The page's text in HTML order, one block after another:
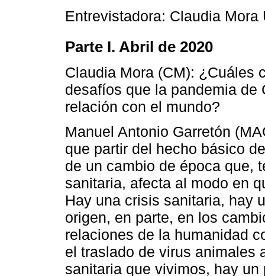
Entrevistadora: Claudia
Parte I. Abril de 2020
Claudia Mora (CM): ¿Cuáles
desafíos que la pandemia de
relación con el mundo?
Manuel Antonio Garretón
que partir del hecho básico
de un cambio de época que,
sanitaria, afecta al modo en
Hay una crisis sanitaria, hay
origen, en parte, en los
relaciones de la humanidad
el traslado de virus animales
sanitaria que vivimos, hay